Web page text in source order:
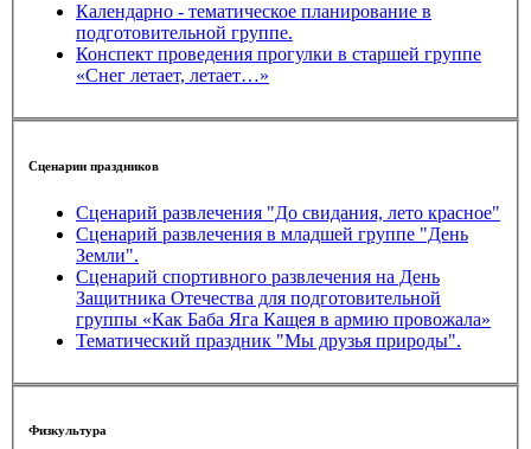
Календарно - тематическое планирование в
подготовительной группе.
Конспект проведения прогулки в старшей группе
«Снег летает, летает…»
Сценарии праздников
Сценарий развлечения "До свидания, лето красное"
Сценарий развлечения в младшей группе "День
Земли".
Сценарий спортивного развлечения на День
Защитника Отечества для подготовительной
группы «Как Баба Яга Кащея в армию провожала»
Тематический праздник "Мы друзья природы".
Физкультура